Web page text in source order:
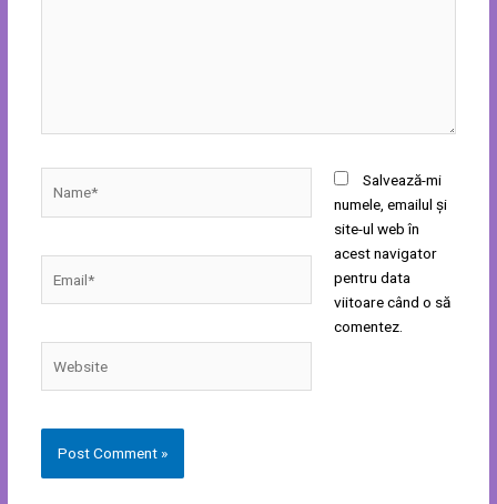
Salvează-mi
numele, emailul și
site-ul web în
acest navigator
pentru data
viitoare când o să
comentez.